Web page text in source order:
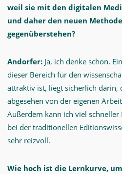
weil sie mit den digitalen
und daher den neuen
gegenüberstehen?
Andorfer: Ja, ich denke schon.
dieser Bereich für den
attraktiv ist, liegt sicherlich darin,
abgesehen von der eigenen
Außerdem kann ich viel schneller
bei der traditionellen
sehr reizvoll.
Wie hoch ist die Lernkurve,